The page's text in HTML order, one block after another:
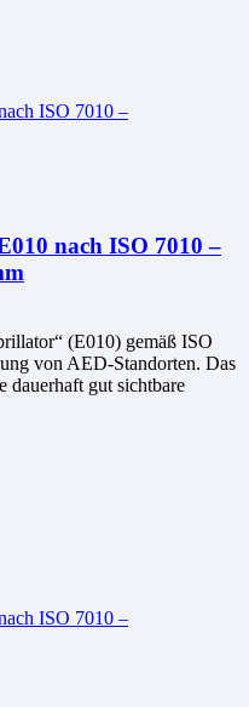
nach ISO 7010 –
(E010) gemäß ISO
von AED-Standorten. Das
dauerhaft gut sichtbare